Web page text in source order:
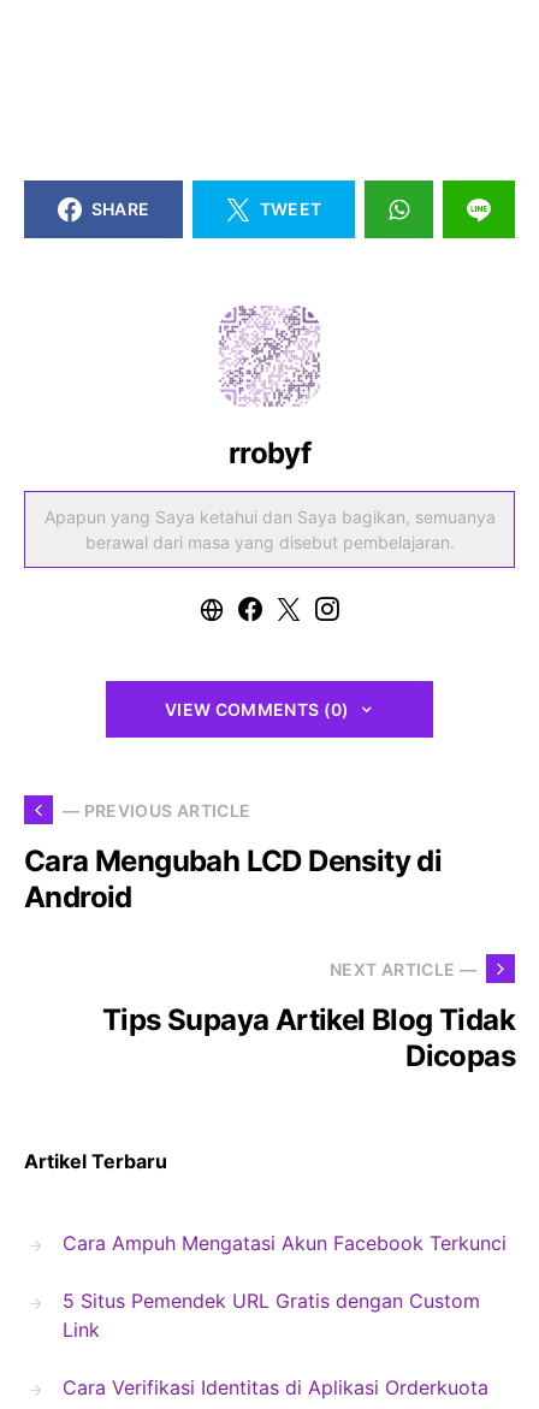
SHARE TWEET
rrobyf
Apapun yang Saya ketahui dan Saya bagikan, semuanya
berawal dari masa yang disebut pembelajaran.
VIEW COMMENTS (0)
— PREVIOUS ARTICLE
Cara Mengubah LCD Density di
Android
NEXT ARTICLE —
Tips Supaya Artikel Blog Tidak
Dicopas
Artikel Terbaru
Cara Ampuh Mengatasi Akun Facebook Terkunci
5 Situs Pemendek URL Gratis dengan Custom
Link
Cara Verifikasi Identitas di Aplikasi Orderkuota